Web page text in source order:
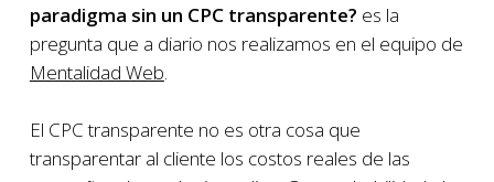
paradigma sin un CPC transparente? es la
pregunta que a diario nos realizamos en el equipo de
Mentalidad Web.
El CPC transparente no es otra cosa que
transparentar al cliente los costos reales de las